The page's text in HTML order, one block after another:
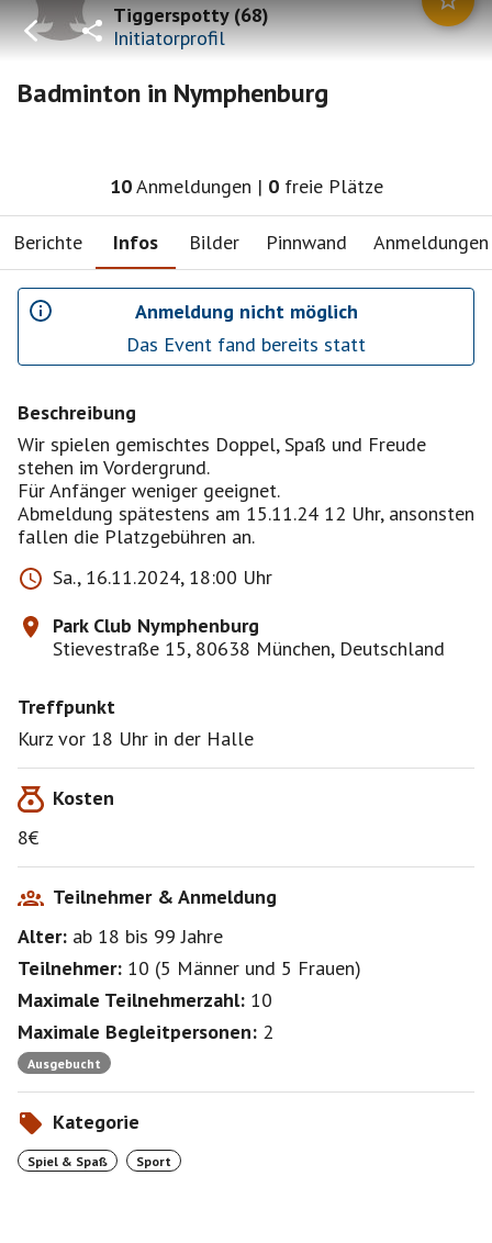
Tiggerspotty(68)
Initiatorprofil
Badminton in Nymphenburg
10Anmeldungen | 0 freie Plätze
Berichte Infos Bilder Pinnwand Anmeldungen
Anmeldung nicht möglich
Das Event fand bereits statt
Beschreibung
Wir spielen gemischtes Doppel, Spaß und Freude
stehen im Vordergrund.
Für Anfänger weniger geeignet.
Abmeldung spätestens am 15.11.24 12 Uhr, ansonsten
Sa., 16.11.2024, 18:00 Uhr
Park Club Nymphenburg
Stievestraße 15, 80638 München, Deutschland
Treffpunkt
Kurz vor 18 Uhr in der Halle
Kosten
8€
Teilnehmer & Anmeldung
Alter: ab 18 bis 99Jahre
Teilnehmer: 10 (5 Männer und 5 Frauen)
Maximale Teilnehmerzahl: 10
Maximale Begleitpersonen: 2
Ausgebucht
Kategorie
Spiel & Spaß Sport